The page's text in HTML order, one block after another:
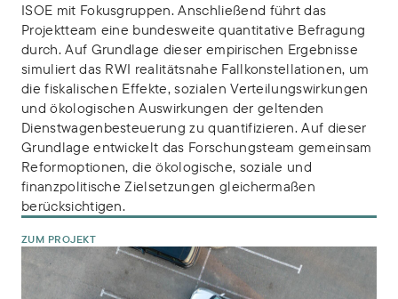
ISOE mit Fokusgruppen. Anschließend führt das
Projektteam eine bundesweite quantitative Befragung
durch. Auf Grundlage dieser empirischen Ergebnisse
simuliert das RWI realitätsnahe Fallkonstellationen, um
die fiskalischen Effekte, sozialen Verteilungswirkungen
und ökologischen Auswirkungen der geltenden
Dienstwagenbesteuerung zu quantifizieren. Auf dieser
Grundlage entwickelt das Forschungsteam gemeinsam
Reformoptionen, die ökologische, soziale und
finanzpolitische Zielsetzungen gleichermaßen
berücksichtigen.
ZUM PROJEKT
Dienstwagenprivileg: Ökologische, soziale und steuerliche